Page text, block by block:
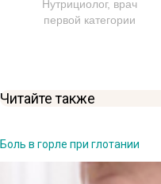
Нутрициолог, врач
первой категории
Читайте также
Боль в горле при глотании